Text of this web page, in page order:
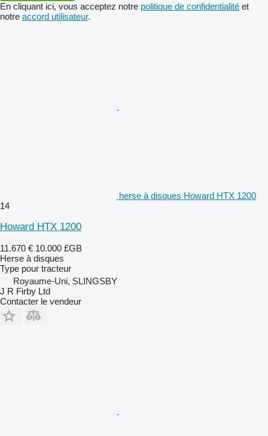
En cliquant ici, vous acceptez notre politique de confidentialité et
notre accord utilisateur.
herse à disques Howard HTX 1200
14
Howard HTX 1200
11.670 € 10.000 £GB
Herse à disques
Type pour tracteur
Royaume-Uni, SLINGSBY
J R Firby Ltd
Contacter le vendeur